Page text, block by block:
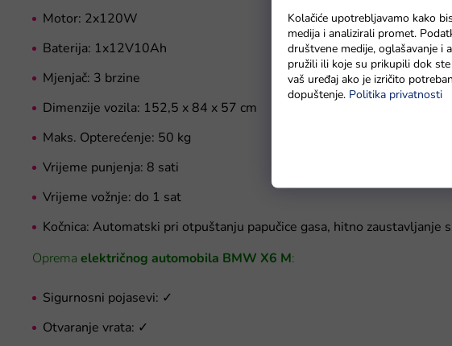
Kolačiće upotrebljavamo kako
medija i analizirali promet.
društvene medije, oglašavanje i
pružili ili koje su prikupili dok
vaš uređaj ako je izričito
dopuštenje. Politika privatnosti
Motor: 2x120W
Baterija: 1x12V10Ah
Mjenjač: 3 brzine
Dimenzije vozila: 152,5 x 84 x 57 cm
Maks. Opterećenje: 50 kg
Vrijeme punjenja: 8 sati
Vrijeme vožnje: do 1 sat
Kočnica: Automatski pri otpuštanju papučice gasa, hitno zaustavljanje
Oprema električnog automobila BMW X6 M:
Sigurnosni pojasevi: ✓
Otvaranje vrata: ✓